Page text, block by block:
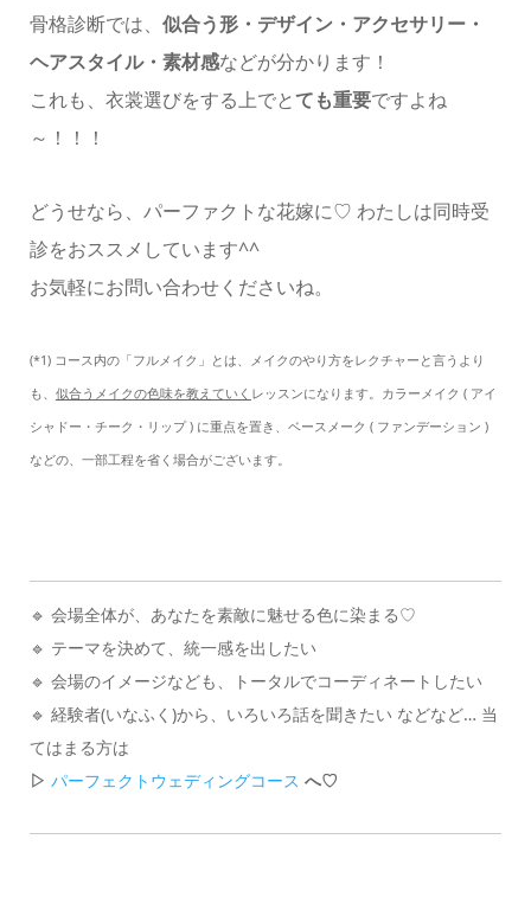
骨格診断では、 似合う形・デザイン・アクセサリー・
ヘアスタイル・素材感などが分かります！
これも、衣裳選びをする上でとても重要ですよね
～！！！
どうせなら、パーファクトな花嫁に♡ わたしは同時受
診をおススメしています^^
お気軽にお問い合わせくださいね。
(*1) コース内の「フルメイク」とは、メイクのやり方をレクチャーと言うより
も、 似合うメイクの色味を教えていく レッスンになります。カラーメイク ( アイ
シャドー・チーク・リップ ) に重点を置き、ベースメーク ( ファンデーション )
などの、一部工程を省く場合がございます。
🔹 会場全体が、あなたを素敵に魅せる色に染まる♡
🔹 テーマを決めて、統一感を出したい
🔹 会場のイメージなども、トータルでコーディネートしたい
🔹 経験者(いなふく)から、いろいろ話を聞きたい などなど… 当
てはまる方は
▷ パーフェクトウェディングコース へ♡